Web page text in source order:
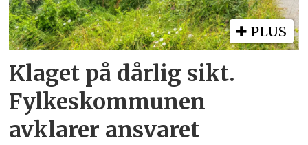
PLUS
Klaget på dårlig sikt.
Fylkeskommunen
avklarer ansvaret